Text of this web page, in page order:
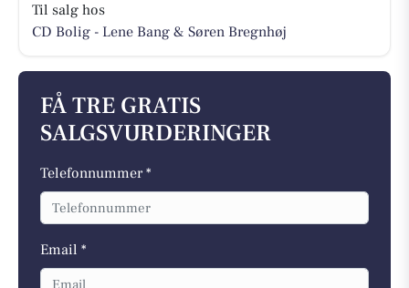
Til salg hos
CD Bolig - Lene Bang & Søren Bregnhøj
FÅ TRE GRATIS
SALGSVURDERINGER
Telefonnummer *
Email *